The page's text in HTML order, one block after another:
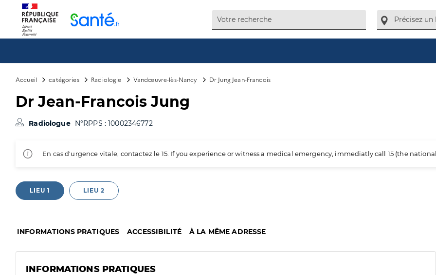
Accueil catégories Radiologie Vandœuvre-lès-Nancy Dr Jung Jean-Francois
Dr Jean-Francois Jung
Radiologue N°RPPS : 10002346772
En cas d'urgence vitale, contactez le 15. If you experience or witness a medical emergency, immediatly call 15 (the
LIEU 1 LIEU 2
INFORMATIONS PRATIQUES ACCESSIBILITÉ À LA MÊME ADRESSE
INFORMATIONS PRATIQUES
Panneau de gestion des cookies